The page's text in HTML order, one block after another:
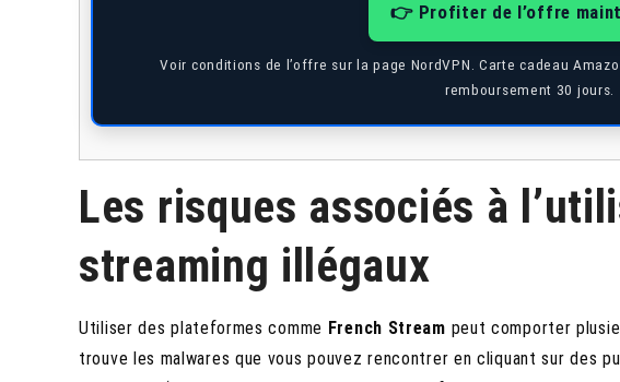
👉 Profiter de l’offre
Voir conditions de l’offre sur la page NordVPN. Carte cadeau
remboursement 30 jours.
Les risques associés à
streaming illégaux
Utiliser des plateformes comme French Stream peut comporter
trouve les malwares que vous pouvez rencontrer en cliquant sur des